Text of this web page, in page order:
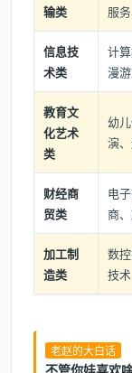
输类
服
信息技
术类
计
漫
教育文
化艺术
类
幼
演
财经商
贸类
电
商
加工制
造类
数
技术
老赵的大白话
不管你娃喜欢